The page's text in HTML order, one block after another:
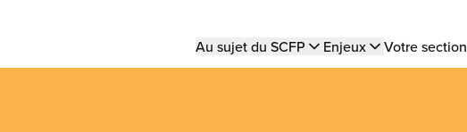
Main
Au sujet du SCFP Enjeux Votre